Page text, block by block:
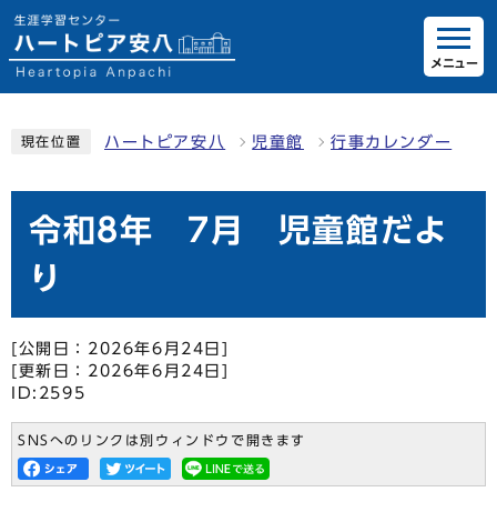
メニュー
現在位置 ハートピア安八 児童館 行事カレンダー
令和8年 7月 児童館だよ
り
[公開日：2026年6月24日]
[更新日：2026年6月24日]
ID:2595
SNSへのリンクは別ウィンドウで開きます